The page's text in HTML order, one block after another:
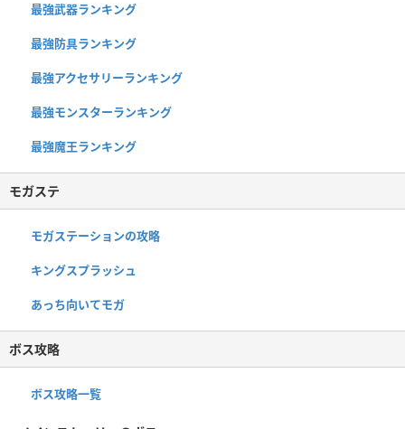
最強武器ランキング
最強防具ランキング
最強アクセサリーランキング
最強モンスターランキング
最強魔王ランキング
モガステ
モガステーションの攻略
キングスプラッシュ
あっち向いてモガ
ボス攻略
ボス攻略一覧